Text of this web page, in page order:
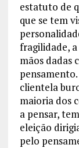
estatuto de
que se tem
fragilidade,
mãos dadas
clientela
maioria dos
a pensar,
eleição
pelo